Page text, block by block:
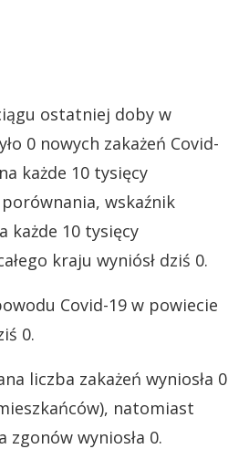
ostatniej doby w
0 nowych zakażeń Covid-
każde 10 tysięcy
wskaźnik
każde 10 tysięcy
kraju wyniósł dziś 0.
Covid-19 w powiecie
0.
liczba zakażeń wyniosła 0
natomiast
wyniosła 0.